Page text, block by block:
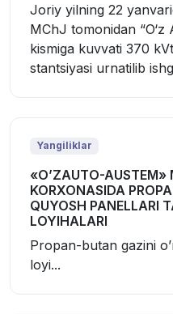
Joriy yilning 22
MChJ tomonidan
kismiga kuvvati 370
stantsiyasi urnatilib
Yangiliklar
«O’ZAUTO-AUSTEM»
KORXONASIDA
QUYOSH PANELLARI
LOYIHALARI
Propan-butan gazini
loyi...